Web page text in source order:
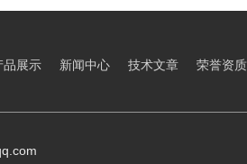
品展示 新闻中心 技术文章 荣誉资质